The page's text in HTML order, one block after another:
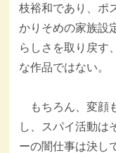
枝裕和であり、ポ
かりそめの家族設
らしさを取り戻す
な作品ではない。
もちろん、変顔
し、スパイ活動は
ーの闇仕事は決し